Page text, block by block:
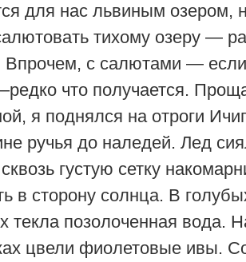
для нас львиным озером,
тихому озеру —
Впрочем, с салютами —
что получается.
я поднялся на отроги
ручья до наледей. Лед
густую сетку
в сторону солнца. В
текла позолоченная вода.
цвели фиолетовые ивы.